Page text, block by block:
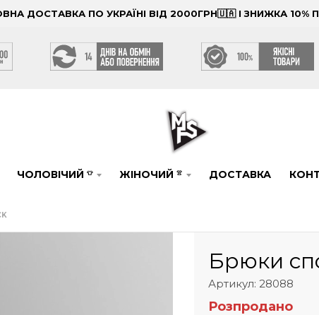
ДОСТАВКА ПО УКРАЇНІ ВІД 2000ГРН🇺🇦 І ЗНИЖКА
ЧОЛОВІЧИЙ 👕 ЖІНОЧИЙ 👚 ДОСТАВКА
Брюки
Артикул: 28088
Розпродано